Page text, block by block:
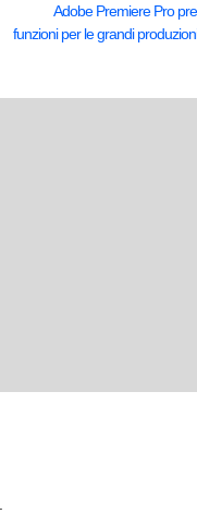
Adobe Premiere Pro
funzioni per le grandi